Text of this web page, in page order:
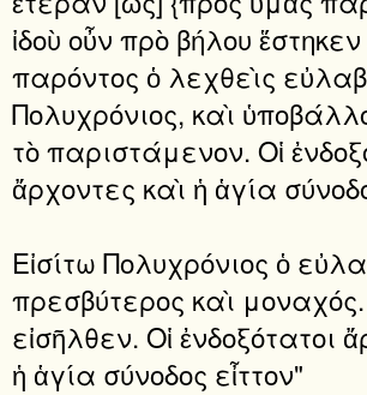
ἰδοὺ οὖν πρὸ βήλου ἕστηκεν
παρόντος ὁ λεχθεὶς
Πολυχρόνιος, καὶ
τὸ παριστάμενον. Οἱ
ἄρχοντες καὶ ἡ ἁγία
Εἰσίτω Πολυχρόνιος ὁ
πρεσβύτερος καὶ
εἰσῆλθεν. Οἱ ἐνδοξότατοι
ἡ ἁγία σύνοδος εἶττον"